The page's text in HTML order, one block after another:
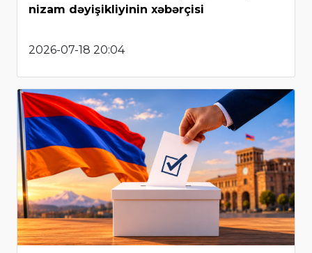
nizam dəyişikliyinin xəbərçisi
2026-07-18 20:04